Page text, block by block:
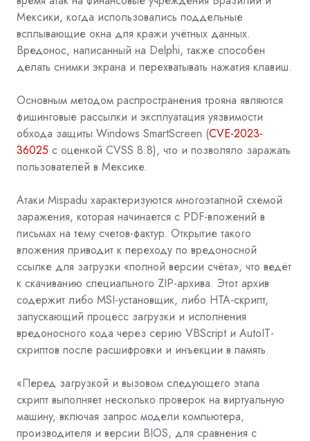
Мексики, когда использовались поддельные
всплывающие окна для кражи учётных данных.
Вредонос, написанный на Delphi, также способен
делать снимки экрана и перехватывать нажатия клавиш.
Основным методом распространения трояна являются
фишинговые рассылки и эксплуатация уязвимости
обхода защиты Windows SmartScreen (CVE-2023-
36025 с оценкой CVSS 8.8), что и позволяло заражать
пользователей в Мексике.
Атаки Mispadu характеризуются многоэтапной схемой
заражения, которая начинается с PDF-вложений в
письмах на тему счетов-фактур. Открытие такого
вложения приводит к переходу по вредоносной
ссылке для загрузки «полной версии счёта», что ведёт
к скачиванию специального ZIP-архива. Этот архив
содержит либо MSI-установщик, либо HTA-скрипт,
запускающий процесс загрузки и исполнения
вредоносного кода через серию VBScript и AutoIT-
скриптов после расшифровки и инъекции в память.
«Перед загрузкой и вызовом следующего этапа
скрипт выполняет несколько проверок на виртуальную
машину, включая запрос модели компьютера,
производителя и версии BIOS, для сравнения с